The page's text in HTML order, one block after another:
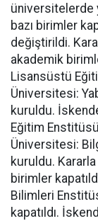
üniversitelerde
bazı birimler
değiştirildi.
akademik
Lisansüstü
Üniversitesi:
kuruldu.
Eğitim
Üniversitesi:
kuruldu.
birimler
Bilimleri
kapatıldı.